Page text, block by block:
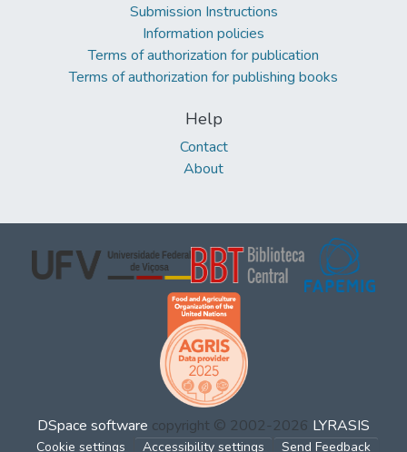
Submission Instructions
Information policies
Terms of authorization for publication
Terms of authorization for publishing books
Help
Contact
About
DSpace software copyright © 2002-2026 LYRASIS
Cookie settings Accessibility settings Send Feedback